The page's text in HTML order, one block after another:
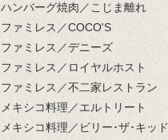
ハンバーグ焼肉／こじま離れ
ファミレス／COCO'S
ファミレス／デニーズ
ファミレス／ロイヤルホスト
ファミレス／不二家レストラン
メキシコ料理／エルトリート
メキシコ料理／ビリー･ザ･キッド